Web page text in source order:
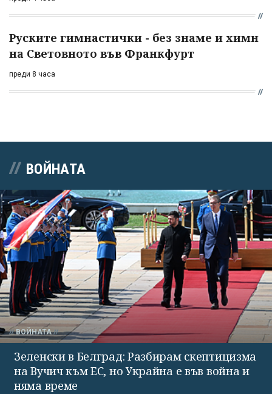
Руските гимнастички - без знаме и химн
на Световното във Франкфурт
преди 8 часа
ВОЙНАТА
ВОЙНАТА
Зеленски в Белград: Разбирам скептицизма
на Вучич към ЕС, но Украйна е във война и
няма време